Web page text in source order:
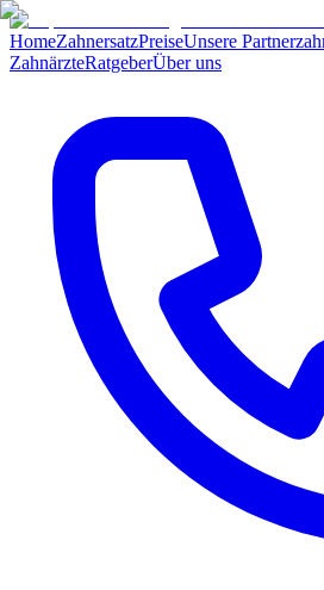
HomeZahnersatzPreiseUnsere
ZahnärzteRatgeberÜber uns